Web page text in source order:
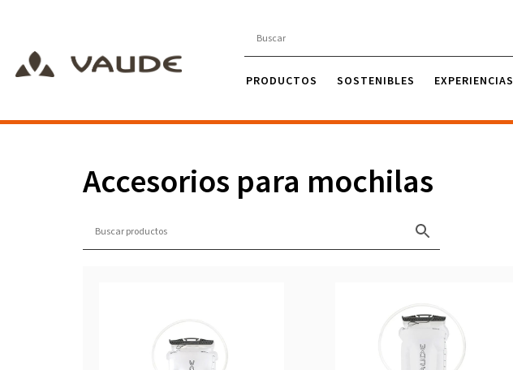
PRODUCTOS SOSTENIBLES EXPERIENCIAS
Accesorios para mochilas